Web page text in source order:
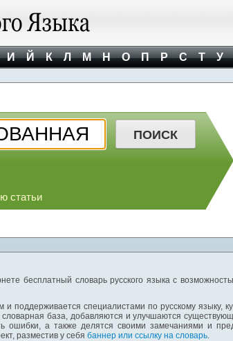
И Й К Л М Н О П Р С Т У
статьи
бесплатный словарь русского языка с
поддерживается специалистами по русскому языку,
база, добавляются и улучшаются
ошибки, а также делятся своими замечаниями и
разместив у себя баннер или ссылку на словарь.